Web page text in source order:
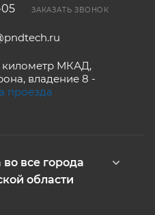
ЗАКАЗАТЬ ЗВОНОК
километр МКАД,
владение 8 -
проезда
все города
области